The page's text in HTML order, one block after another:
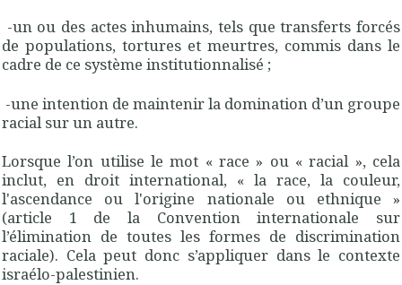
-un ou des actes inhumains, tels que transferts forcés
de populations, tortures et meurtres, commis dans le
cadre de ce système institutionnalisé ;
-une intention de maintenir la domination d’un groupe
racial sur un autre.
Lorsque l’on utilise le mot « race » ou « racial », cela
inclut, en droit international, « la race, la couleur,
l'ascendance ou l'origine nationale ou ethnique »
(article 1 de la Convention internationale sur
l’élimination de toutes les formes de discrimination
raciale). Cela peut donc s’appliquer dans le contexte
israélo-palestinien.